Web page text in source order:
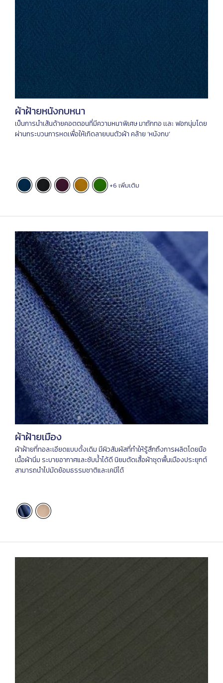
ผ้าฝ้ายหนังกบหนา
เป็นการนําเส้นด้ายคอตตอนที่มีความหนาพิเศษ มาถักทอ เเละ ฟอกนุ่มโดย
ผ่านกระบวนการหดเพื่อให้เกิดลายบนตัวผ้า คล้าย ‘หนังกบ’
+6 เพิ่มเติม
ผ้าฝ้ายเมือง
ผ้าฝ้ายที่ทอละเอียดแบบดั้งเดิม มีผิวสัมผัสที่ทำให้รู้สึกถึงการผลิตโดยมือ
เนื้อผ้านิ่ม ระบายอากาศและซับน้ำได้ดี นิยมตัดเสื้อผ้าชุดพื้นเมืองประยุกต์
สามารถนำไปมัดย้อมธรรมชาติและเคมีได้